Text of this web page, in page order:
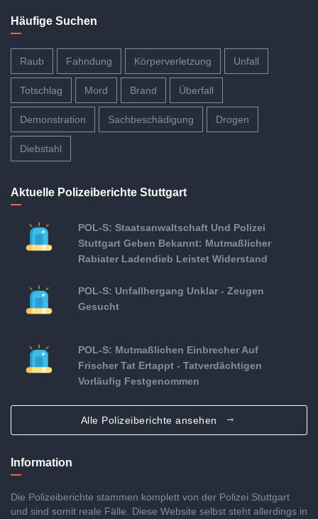
Häufige Suchen
Raub Fahndung Körperverletzung Unfall
Totschlag Mord Brand Überfall
Demonstration Sachbeschädigung Drogen
Diebstahl
Aktuelle Polizeiberichte Stuttgart
POL-S: Staatsanwaltschaft Und Polizei
Stuttgart Geben Bekannt: Mutmaßlicher
Rabiater Ladendieb Leistet Widerstand
POL-S: Unfallhergang Unklar - Zeugen
Gesucht
POL-S: Mutmaßlichen Einbrecher Auf
Frischer Tat Ertappt - Tatverdächtigen
Vorläufig Festgenommen
Alle Polizeiberichte ansehen
Information
Die Polizeiberichte stammen komplett von der Polizei Stuttgart
und sind somit reale Fälle. Diese Website selbst steht allerdings in